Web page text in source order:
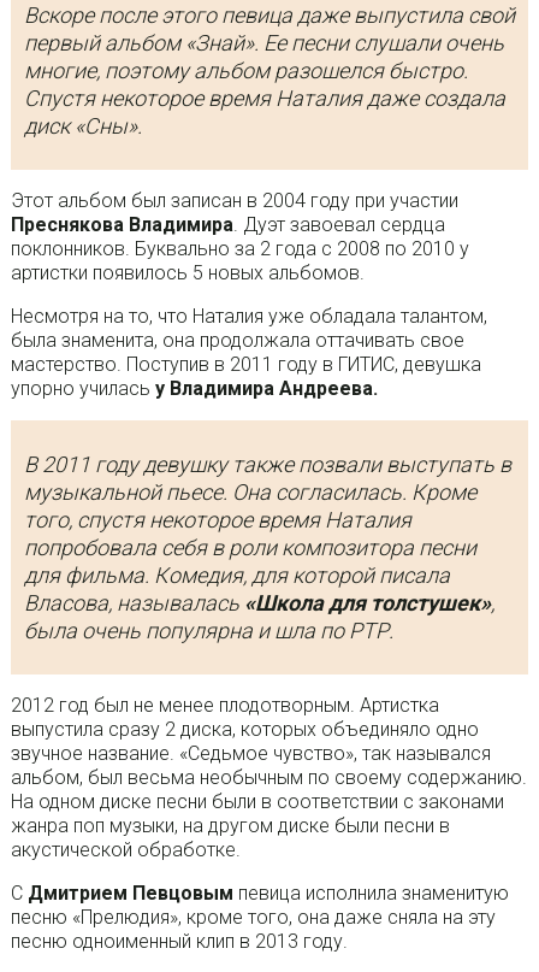
Вскоре после этого певица даже выпустила свой
первый альбом «Знай». Ее песни слушали очень
многие, поэтому альбом разошелся быстро.
Спустя некоторое время Наталия даже создала
диск «Сны».
Этот альбом был записан в 2004 году при участии
Преснякова Владимира. Дуэт завоевал сердца
поклонников. Буквально за 2 года с 2008 по 2010 у
артистки появилось 5 новых альбомов.
Несмотря на то, что Наталия уже обладала талантом,
была знаменита, она продолжала оттачивать свое
мастерство. Поступив в 2011 году в ГИТИС, девушка
упорно училась у Владимира Андреева.
В 2011 году девушку также позвали выступать в
музыкальной пьесе. Она согласилась. Кроме
того, спустя некоторое время Наталия
попробовала себя в роли композитора песни
для фильма. Комедия, для которой писала
Власова, называлась «Школа для толстушек»,
была очень популярна и шла по РТР.
2012 год был не менее плодотворным. Артистка
выпустила сразу 2 диска, которых объединяло одно
звучное название. «Седьмое чувство», так назывался
альбом, был весьма необычным по своему содержанию.
На одном диске песни были в соответствии с законами
жанра поп музыки, на другом диске были песни в
акустической обработке.
С Дмитрием Певцовым певица исполнила знаменитую
песню «Прелюдия», кроме того, она даже сняла на эту
песню одноименный клип в 2013 году.